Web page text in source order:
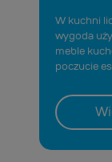
W kuchni
wygoda
meble
poczucie